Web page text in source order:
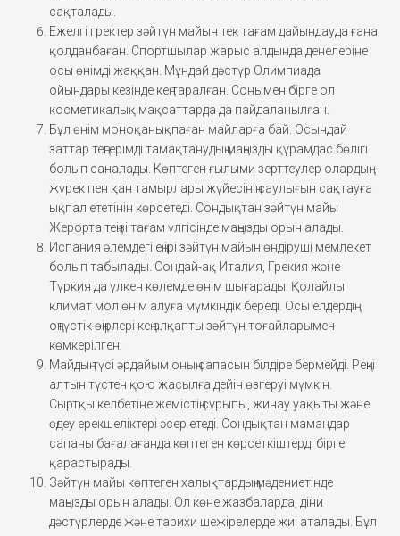
сақталады.
Ежелгі гректер зәйтүн майын тек тағам дайындауда ғана
қолданбаған. Спортшылар жарыс алдында денелеріне
осы өнімді жаққан. Мұндай дәстүр Олимпиада
ойындары кезінде кең таралған. Сонымен бірге ол
косметикалық мақсаттарда да пайдаланылған.
Бұл өнім моноқанықпаған майларға бай. Осындай
заттар теңгерімді тамақтанудың маңызды құрамдас бөлігі
болып саналады. Көптеген ғылыми зерттеулер олардың
жүрек пен қан тамырлары жүйесінің саулығын сақтауға
ықпал ететінін көрсетеді. Сондықтан зәйтүн майы
Жерорта теңізі тағам үлгісінде маңызды орын алады.
Испания әлемдегі ең ірі зәйтүн майын өндіруші мемлекет
болып табылады. Сондай-ақ Италия, Грекия және
Түркия да үлкен көлемде өнім шығарады. Қолайлы
климат мол өнім алуға мүмкіндік береді. Осы елдердің
оңтүстік өңірлері кең алқапты зәйтүн тоғайларымен
көмкерілген.
Майдың түсі әрдайым оның сапасын білдіре бермейді. Реңкі
алтын түстен қою жасылға дейін өзгеруі мүмкін.
Сыртқы келбетіне жемістің сұрыпы, жинау уақыты және
өңдеу ерекшеліктері әсер етеді. Сондықтан мамандар
сапаны бағалағанда көптеген көрсеткіштерді бірге
қарастырады.
Зәйтүн майы көптеген халықтардың мәдениетінде
маңызды орын алады. Ол көне жазбаларда, діни
дәстүрлерде және тарихи шежірелерде жиі аталады. Бұл